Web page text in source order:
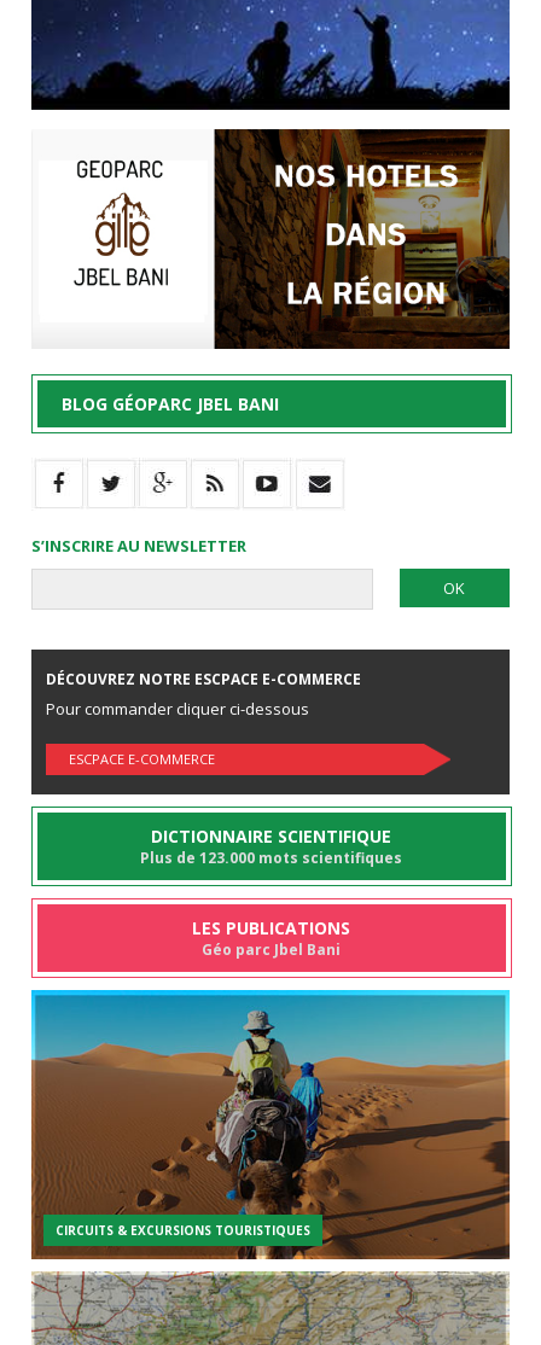
BLOG GÉOPARC JBEL BANI
S’INSCRIRE AU NEWSLETTER
DÉCOUVREZ NOTRE ESCPACE E-COMMERCE
Pour commander cliquer ci-dessous
ESCPACE E-COMMERCE
DICTIONNAIRE SCIENTIFIQUE
Plus de 123.000 mots scientifiques
LES PUBLICATIONS
Géo parc Jbel Bani
CIRCUITS & EXCURSIONS TOURISTIQUES